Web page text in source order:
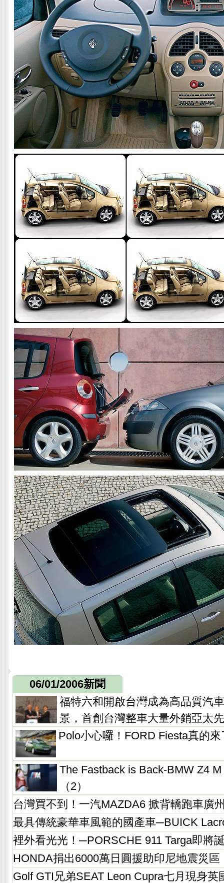
06/01/2006新聞
福特六和開啟台灣成為高品質汽
景，首創台灣整車大量外銷亞太
Polo小心囉！FORD Fiesta真的來
The Fastback is Back-BMW Z4
（2）
台灣買不到！一汽MAZDA6 掀背轎跑車廣
最具傳統豪華車風範的國產車─BUICK
裡外看光光！─PORSCHE 911 Targa即將
HONDA捐出6000萬日圓援助印尼地震災區
Golf GTI兄弟SEAT Leon Cupra七月現身英